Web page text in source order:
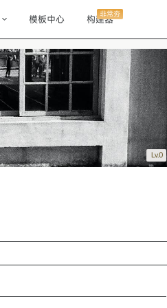
模板中心 构建器
非常夯
Lv.0